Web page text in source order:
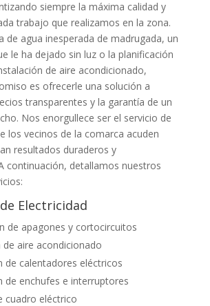
siempre la máxima calidad y
trabajo que realizamos en la zona.
de agua inesperada de madrugada, un
le ha dejado sin luz o la planificación
de aire acondicionado,
es ofrecerle una solución a
transparentes y la garantía de un
Nos enorgullece ser el servicio de
los vecinos de la comarca acuden
resultados duraderos y
continuación, detallamos nuestros
de Electricidad
de apagones y cortocircuitos
aire acondicionado
de calentadores eléctricos
de enchufes e interruptores
cuadro eléctrico